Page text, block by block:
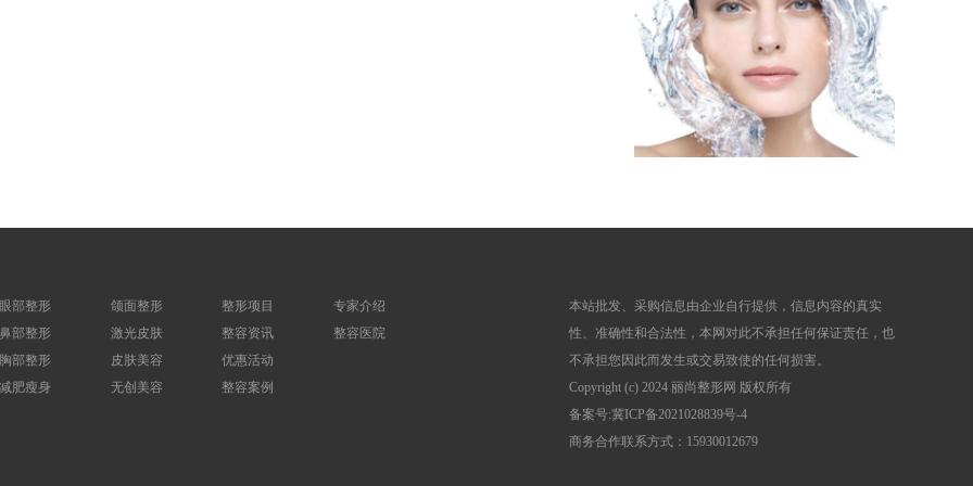
眼部整形
鼻部整形
胸部整形
减肥瘦身
颌面整形
激光皮肤
皮肤美容
无创美容
整形项目
整容资讯
优惠活动
整容案例
专家介绍
整容医院
本站批发、采购信息由企业自行提供，信息内容的真实
性、准确性和合法性，本网对此不承担任何保证责任，也
不承担您因此而发生或交易致使的任何损害。
Copyright (c) 2024 丽尚整形网 版权所有
备案号:冀ICP备2021028839号-4
商务合作联系方式：15930012679